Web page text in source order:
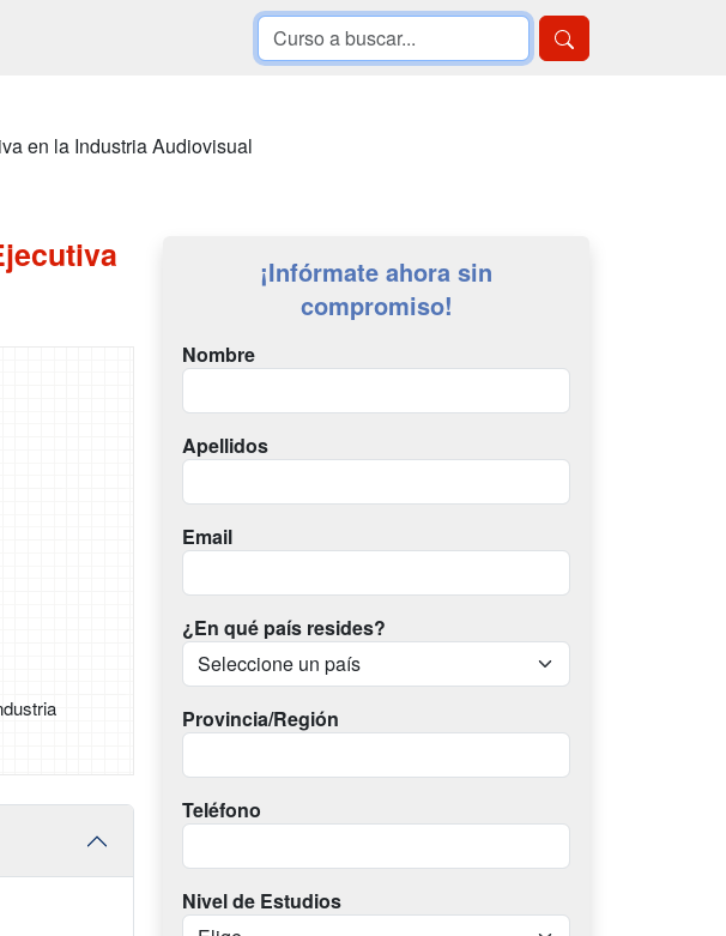
en la Industria Audiovisual
¡Infórmate ahora sin
compromiso!
Nombre
Apellidos
Email
¿En qué país resides?
Provincia/Región
Teléfono
Nivel de Estudios